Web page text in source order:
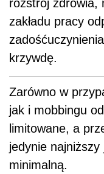
rozstrój zdrowia,
zakładu pracy
krzywdę.
Zarówno w
jak i mobbingu
limitowane, a
jedynie najniższy
minimalną.